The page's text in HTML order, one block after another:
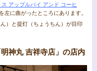
アップルパイ アンド コーヒ
左に曲がったところにあります。
）と提灯（ちょうちん）が目印
神丸 吉祥寺店」の店内